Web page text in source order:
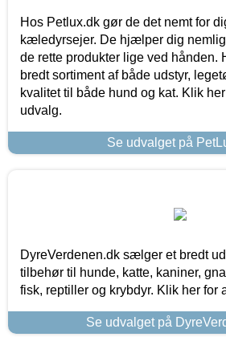
Hos Petlux.dk gør de det nemt for
kæledyrsejer. De hjælper dig
de rette produkter lige ved hånden.
bredt sortiment af både udstyr,
kvalitet til både hund og kat. Klik
udvalg.
Se udvalget på
DyreVerdenen.dk sælger et bredt
tilbehør til hunde, katte, kaniner,
fisk, reptiller og krybdyr. Klik her for
Se udvalget på